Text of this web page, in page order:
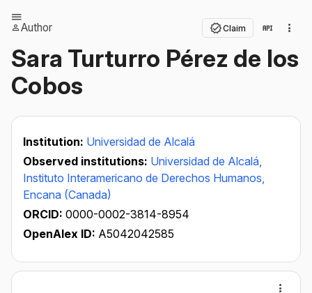
Author Claim
Sara Turturro Pérez de los
Cobos
Institution: Universidad de Alcalá
Observed institutions: Universidad de Alcalá,
Instituto Interamericano de Derechos Humanos,
Encana (Canada)
ORCID: 0000-0002-3814-8954
OpenAlex ID: A5042042585